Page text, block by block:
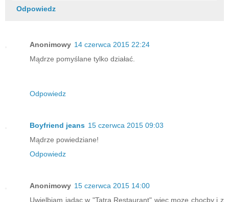
Odpowiedz
Anonimowy 14 czerwca 2015 22:24
Mądrze pomyślane tylko działać.
Odpowiedz
Boyfriend jeans 15 czerwca 2015 09:03
Mądrze powiedziane!
Odpowiedz
Anonimowy 15 czerwca 2015 14:00
Uwielbiam jadac w "Tatra Restaurant" wiec moze chocby i z